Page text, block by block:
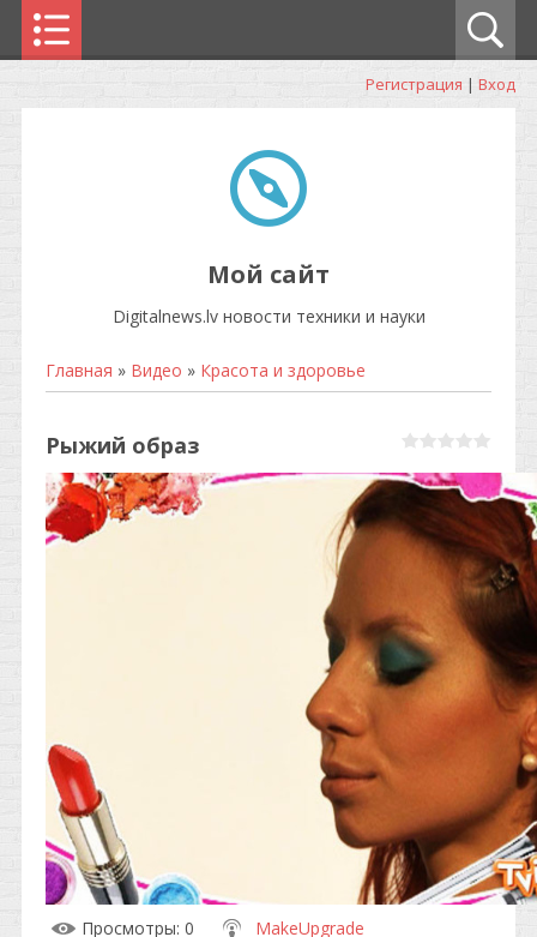
Регистрация | Вход
Мой сайт
Digitalnews.lv новости техники и науки
Главная » Видео » Красота и здоровье
Рыжий образ
Просмотры: 0 MakeUpgrade